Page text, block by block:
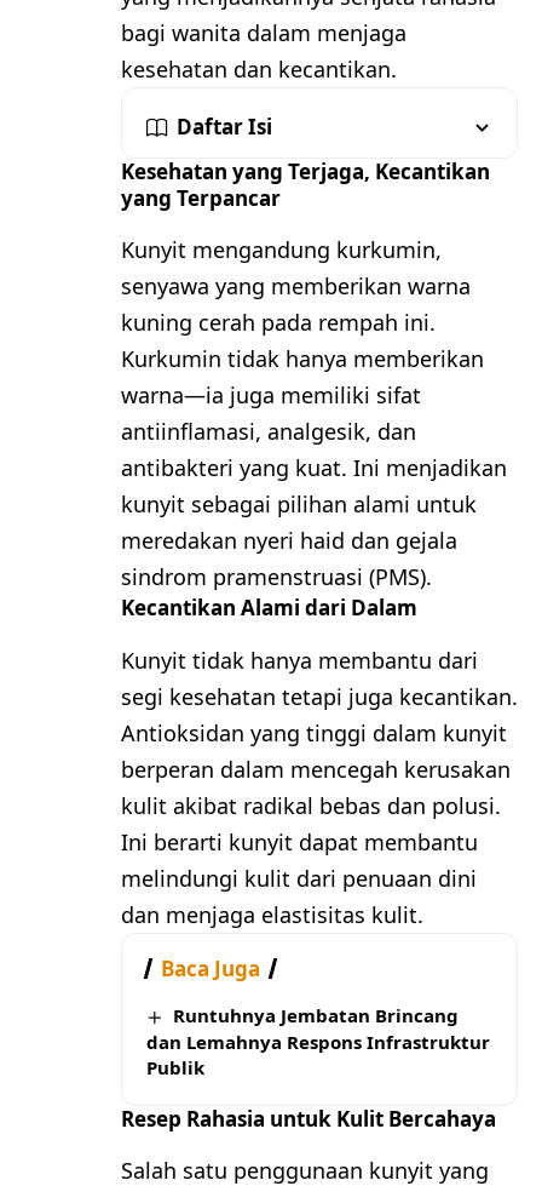
bagi wanita dalam menjaga
kesehatan dan kecantikan.
Daftar Isi
Kesehatan yang Terjaga, Kecantikan
yang Terpancar
Kunyit mengandung kurkumin,
senyawa yang memberikan warna
kuning cerah pada rempah ini.
Kurkumin tidak hanya memberikan
warna—ia juga memiliki sifat
antiinflamasi, analgesik, dan
antibakteri yang kuat. Ini menjadikan
kunyit sebagai pilihan alami untuk
meredakan nyeri haid dan gejala
sindrom pramenstruasi (PMS).
Kecantikan Alami dari Dalam
Kunyit tidak hanya membantu dari
segi kesehatan tetapi juga kecantikan.
Antioksidan yang tinggi dalam kunyit
berperan dalam mencegah kerusakan
kulit akibat radikal bebas dan polusi.
Ini berarti kunyit dapat membantu
melindungi kulit dari penuaan dini
dan menjaga elastisitas kulit.
Baca Juga
Runtuhnya Jembatan Brincang
dan Lemahnya Respons Infrastruktur
Publik
Resep Rahasia untuk Kulit Bercahaya
Salah satu penggunaan kunyit yang